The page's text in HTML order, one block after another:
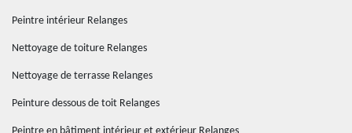
Peintre intérieur Relanges
Nettoyage de toiture Relanges
Nettoyage de terrasse Relanges
Peinture dessous de toit Relanges